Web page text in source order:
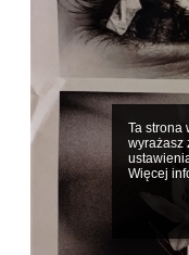
Ta strona
wyrażasz
Więcej